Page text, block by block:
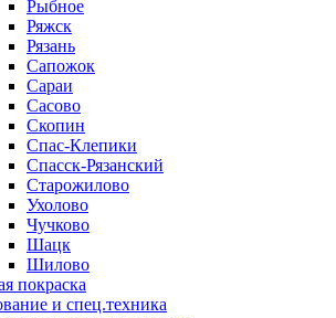
Рыбное
Ряжск
Рязань
Сапожок
Сараи
Сасово
Скопин
Спас-Клепики
Спасск-Рязанский
Старожилово
Ухолово
Чучково
Шацк
Шилово
покраска
и спец.техника